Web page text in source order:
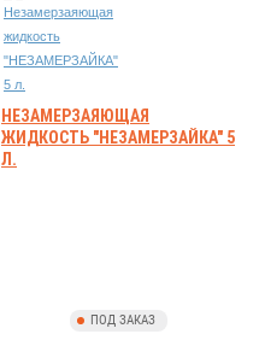
НЕЗАМЕРЗАЯЮЩАЯ
ЖИДКОСТЬ "НЕЗАМЕРЗАЙКА" 5
Л.
ПОД ЗАКАЗ